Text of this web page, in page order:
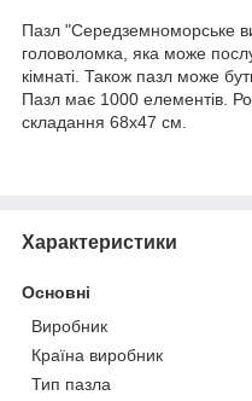
Пазл "Середземноморське
головоломка, яка може
кімнаті. Також пазл може
Пазл має 1000 елементів.
складання 68х47 см.
Характеристики
Основні
Виробник
Країна виробник
Тип пазла